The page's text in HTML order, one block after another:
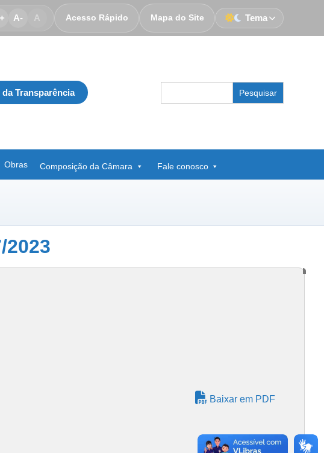
A- A Acesso Rápido Mapa do Site Tema
da Transparência
for:
Obras Composição da Câmara Fale conosco
2023
Baixar em PDF